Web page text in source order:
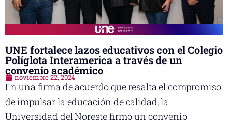
UNE fortalece lazos educativos con el Colegio
Políglota Interamerica a través de un
convenio académico
noviembre 22, 2024
En una firma de acuerdo que resalta el compromiso
de impulsar la educación de calidad, la
Universidad del Noreste firmó un convenio